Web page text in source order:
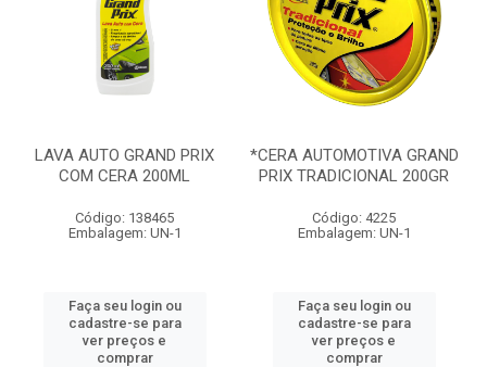
LAVA AUTO GRAND PRIX
COM CERA 200ML
Código: 138465
Embalagem: UN-1
Faça seu login ou
cadastre-se para
ver preços e
comprar
*CERA AUTOMOTIVA GRAND
PRIX TRADICIONAL 200GR
Código: 4225
Embalagem: UN-1
Faça seu login ou
cadastre-se para
ver preços e
comprar